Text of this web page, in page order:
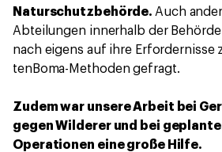
Naturschutzbehörde. Auch
Abteilungen innerhalb der
nach eigens auf ihre Erfordernisse
tenBoma-Methoden gefragt.
Zudem war unsere Arbeit bei
gegen Wilderer und bei
Operationen eine große Hilfe.